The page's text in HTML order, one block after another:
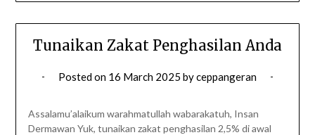
Tunaikan Zakat Penghasilan Anda
Posted on 16 March 2025 byceppangeran
Assalamu’alaikum warahmatullah wabarakatuh, Insan
Dermawan Yuk, tunaikan zakat penghasilan 2,5% di awal